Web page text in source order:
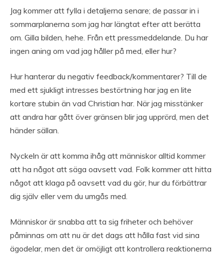
Jag kommer att fylla i detaljerna senare; de passar in i
sommarplanerna som jag har längtat efter att berätta
om. Gilla bilden, hehe. Från ett pressmeddelande. Du har
ingen aning om vad jag håller på med, eller hur?
Hur hanterar du negativ feedback/kommentarer? Till de
med ett sjukligt intresses bestörtning har jag en lite
kortare stubin än vad Christian har. När jag misstänker
att andra har gått över gränsen blir jag upprörd, men det
händer sällan.
Nyckeln är att komma ihåg att människor alltid kommer
att ha något att säga oavsett vad. Folk kommer att hitta
något att klaga på oavsett vad du gör, hur du förbättrar
dig själv eller vem du umgås med.
Människor är snabba att ta sig friheter och behöver
påminnas om att nu är det dags att hålla fast vid sina
ägodelar, men det är omöjligt att kontrollera reaktionerna